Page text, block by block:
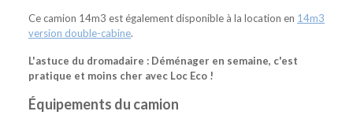
Ce camion 14m3 est également disponible à la location en 14m3
version double-cabine.
L'astuce du dromadaire : Déménager en semaine, c'est
pratique et moins cher avec Loc Eco !
Équipements du camion